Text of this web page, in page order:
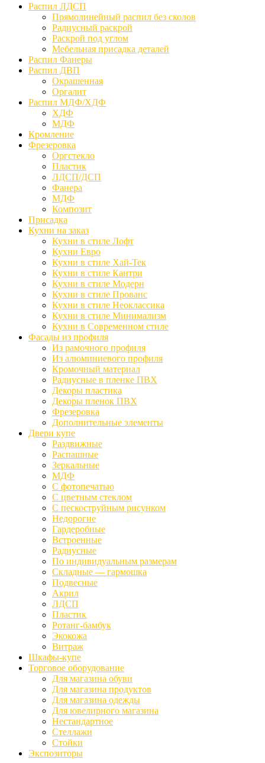
Распил ЛДСП
Прямолинейный распил без сколов
Радиусный раскрой
Раскрой под углом
Мебельная присадка деталей
Распил Фанеры
Распил ДВП
Окрашенная
Оргалит
Распил МДФ/ХДФ
ХДФ
МДФ
Кромление
Фрезеровка
Оргстекло
Пластик
ЛДСП/ДСП
Фанера
МДФ
Композит
Присадка
Кухни на заказ
Кухни в стиле Лофт
Кухни Евро
Кухни в стиле Хай-Тек
Кухни в стиле Кантри
Кухни в стиле Модерн
Кухни в стиле Прованс
Кухни в стиле Неоклассика
Кухни в стиле Минимализм
Кухни в Современном стиле
Фасады из профиля
Из рамочного профиля
Из алюминиевого профиля
Кромочный материал
Радиусные в пленке ПВХ
Декоры пластика
Декоры пленок ПВХ
Фрезеровка
Дополнительные элементы
Двери купе
Раздвижные
Распашные
Зеркальные
МДФ
С фотопечатью
С цветным стеклом
С пескоструйным рисунком
Недорогие
Гардеробные
Встроенные
Радиусные
По индивидуальным размерам
Складные — гармошка
Подвесные
Акрил
ЛДСП
Пластик
Ротанг-бамбук
Экокожа
Витраж
Шкафы-купе
Торговое оборудование
Для магазина обуви
Для магазина продуктов
Для магазина одежды
Для ювелирного магазина
Нестандартное
Стеллажи
Стойки
Экспозиторы